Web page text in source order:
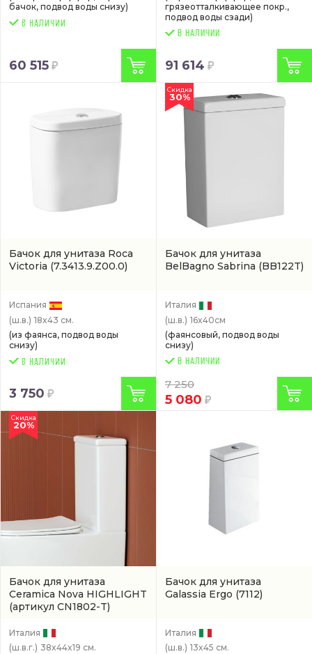
бачок, подвод воды снизу)
60 515
грязеотталкивающее покр.,
подвод воды сзади)
В НАЛИЧИИ
91 614
Бачок для унитаза Roca
Victoria (7.3413.9.Z00.0)
Испания
(ш.в.) 18x43 см.
(из фаянса, подвод воды
снизу)
3 750
Бачок для унитаза
BelBagno Sabrina (BB122T)
Скидка
30%
Италия
(ш.в.) 16x40см
(фаянсовый, подвод воды
снизу)
В НАЛИЧИИ
7 250
5 080
Бачок для унитаза
Ceramica Nova HIGHLIGHT
(артикул CN1802-T)
Скидка
20%
Италия
(ш.в.г.) 38x44x19 см.
Бачок для унитаза
Galassia Ergo (7112)
Италия
(ш.в.) 13x45 см.